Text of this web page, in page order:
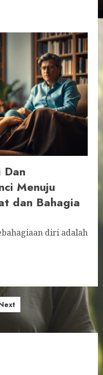
Dan
Menuju
dan Bahagia
diri adalah